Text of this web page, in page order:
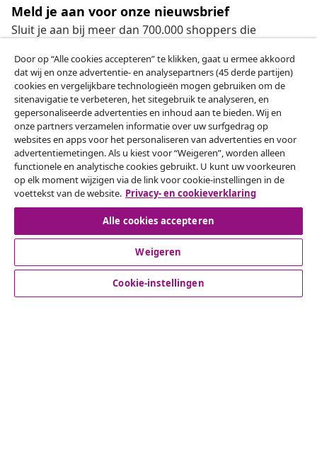
Meld je aan voor onze nieuwsbrief
Sluit je aan bij meer dan 700.000 shoppers die
artikelen van vidaXL ontvangen.
Onze sociale media
Herroeping van de overeenkomst
Een annulering voor je bestelling indienen
Herroeping van de overeenkomst
Door op “Alle cookies accepteren” te klikken, gaat u ermee akkoord
dat wij en onze advertentie- en analysepartners (45 derde partijen)
cookies en vergelijkbare technologieën mogen gebruiken om de
sitenavigatie te verbeteren, het sitegebruik te analyseren, en
gepersonaliseerde advertenties en inhoud aan te bieden. Wij en
onze partners verzamelen informatie over uw surfgedrag op
websites en apps voor het personaliseren van advertenties en voor
advertentiemetingen. Als u kiest voor “Weigeren”, worden alleen
functionele en analytische cookies gebruikt. U kunt uw voorkeuren
op elk moment wijzigen via de link voor cookie-instellingen in de
voettekst van de website. Privacy- en cookieverklaring
Alle cookies accepteren
Weigeren
Cookie-instellingen